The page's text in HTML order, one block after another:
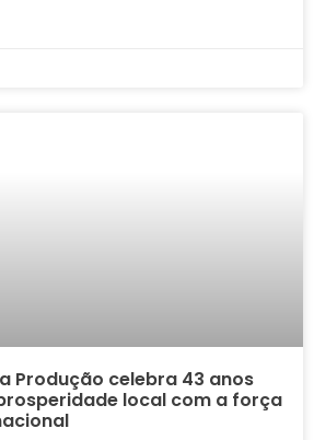
Produção celebra 43 anos
local com a força